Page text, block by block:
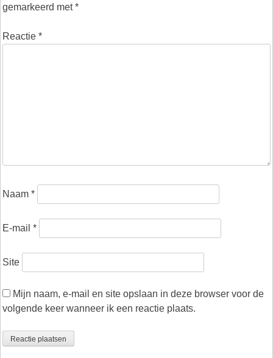
gemarkeerd met*
Reactie *
Naam *
E-mail *
Site
Mijn naam, e-mail en site opslaan in deze browser voor de
volgende keer wanneer ik een reactie plaats.